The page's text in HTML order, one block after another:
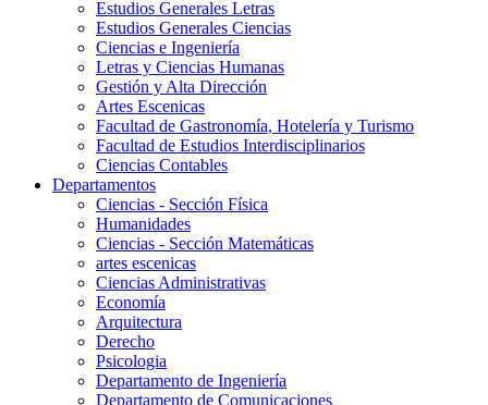
Estudios Generales Letras
Estudios Generales Ciencias
Ciencias e Ingeniería
Letras y Ciencias Humanas
Gestión y Alta Dirección
Artes Escenicas
Facultad de Gastronomía, Hotelería y Turismo
Facultad de Estudios Interdisciplinarios
Ciencias Contables
Departamentos
Ciencias - Sección Física
Humanidades
Ciencias - Sección Matemáticas
artes escenicas
Ciencias Administrativas
Economía
Arquitectura
Derecho
Psicologia
Departamento de Ingeniería
Departamento de Comunicaciones